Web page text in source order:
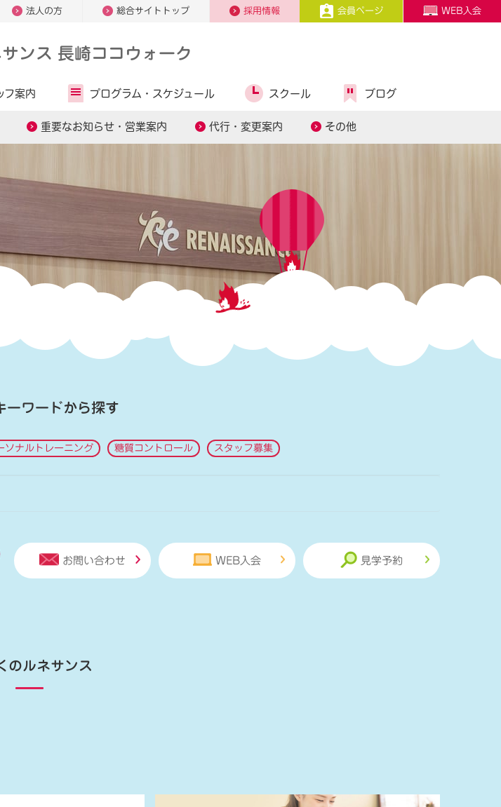
法人の方 総合サイトトップ 採用情報 会員ページ WEB入会
ンス 長崎ココウォーク
重要なお知らせ・営業案内 代行・変更案内 その他
フ案内 プログラム・ スケジュール スクール ブログ
ーワードから探す
ソナルトレーニング 糖質コントロール スタッフ募集
お問い合わせ WEB入会 見学予約
のルネサンス